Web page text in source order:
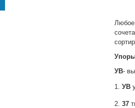
УВ-
1. УВ
2. 37